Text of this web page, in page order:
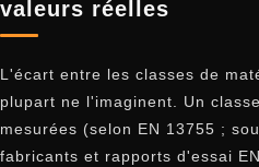
valeurs réelles
L'écart entre les classes de
plupart ne l'imaginent. Un
mesurées (selon EN 13755 ;
fabricants et rapports d'essai